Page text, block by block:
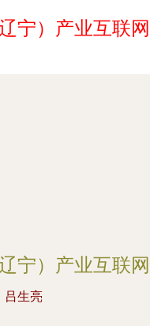
宁）产业互联
宁）产业互联
吕生亮